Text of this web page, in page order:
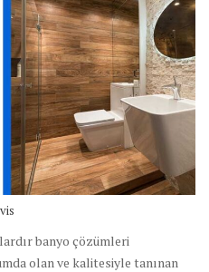
banyo çözümleri
olan ve kalitesiyle tanınan